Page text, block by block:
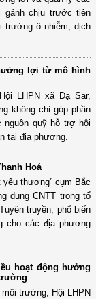
gánh chịu trước tiên
trường ô nhiễm, dịch
lợi từ mô hình
LHPN xã Đạ Sar,
không chỉ góp phần
quỹ hỗ trợ hội
tại địa phương.
Hoá
thương” cụm Bắc
dụng CNTT trong tổ
truyền, phổ biến
cho các địa phương
hoạt động hưởng
trường, Hội LHPN